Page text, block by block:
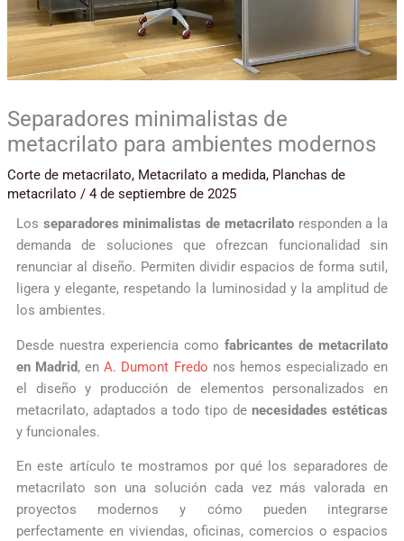
Separadores minimalistas de
metacrilato para ambientes modernos
Corte de metacrilato, Metacrilato a medida, Planchas de
metacrilato / 4 de septiembre de 2025
Los separadores minimalistas de metacrilatoresponden a la
demanda de soluciones que ofrezcan funcionalidad sin
renunciar al diseño. Permiten dividir espacios de forma sutil,
ligera y elegante, respetando la luminosidad y la amplitud de
los ambientes.
Desde nuestra experiencia comofabricantes de metacrilato
en Madrid, enA. Dumont Fredo nos hemos especializado en
el diseño y producción de elementos personalizados en
metacrilato, adaptados a todo tipo denecesidades estéticas
y funcionales.
En este artículo te mostramos por qué los separadores de
metacrilato son una solución cada vez más valorada en
proyectos modernos y cómo pueden integrarse
perfectamente en viviendas, oficinas, comercios o espacios